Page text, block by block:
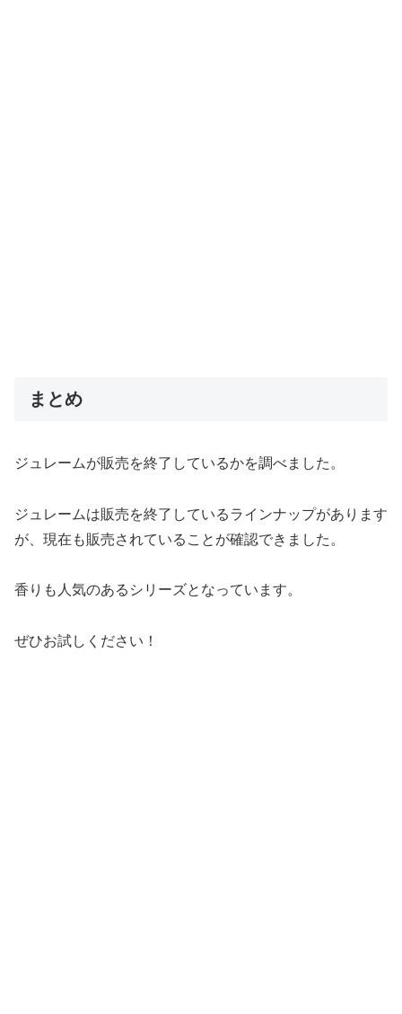
まとめ
ジュレームが販売を終了しているかを調べました。
ジュレームは販売を終了しているラインナップがあります
が、現在も販売されていることが確認できました。
香りも人気のあるシリーズとなっています。
ぜひお試しください！